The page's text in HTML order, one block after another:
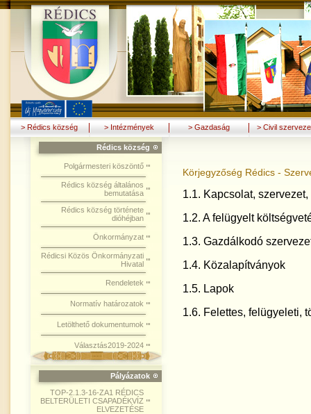
> Rédics község > Intézmények > Gazdaság > Civil
Rédics község
Polgármesteri köszöntő
Rédics község általános
bemutatása
Rédics község története
dióhéjban
Önkormányzat
Rédicsi Közös Önkormányzati
Hivatal
Rendeletek
Normatív határozatok
Letölthető dokumentumok
Választás2019-2024
Pályázatok
TOP-2.1.3-16-ZA1 RÉDICS
BELTERÜLETI CSAPADÉKVÍZ
ELVEZETÉSE
Körjegyzőség Rédics -
1.1. Kapcsolat,
1.2. A felügyelt
1.3. Gazdálkodó
1.4. Közalapítványok
1.5. Lapok
1.6. Felettes, felügyeleti,